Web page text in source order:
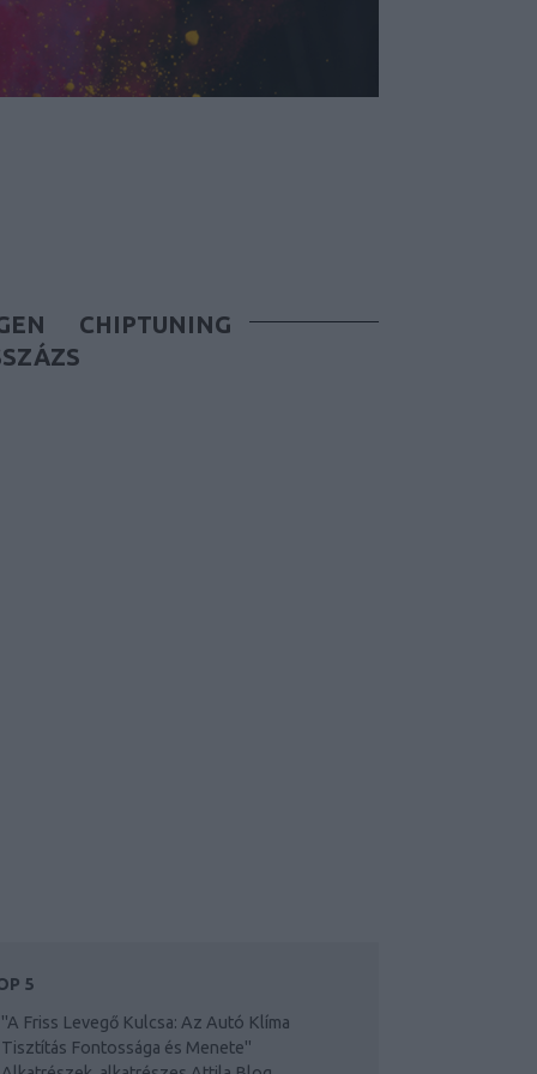
CHIPTUNING
5
"A Friss Levegő Kulcsa: Az Autó Klíma
Tisztítás Fontossága és Menete"